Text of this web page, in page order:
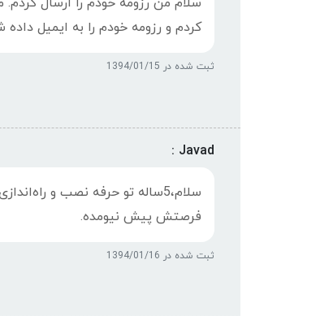
کردم و رزومه خودم را به ایمیل
ثبت شده در 1394/01/15
Javad :
سلام،5ساله تو حرفه نصب و
فرصتش پیش نیومده.
ثبت شده در 1394/01/16